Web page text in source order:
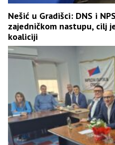
Nešić u Gradišci: DNS i
zajedničkom nastupu, cilj
koaliciji